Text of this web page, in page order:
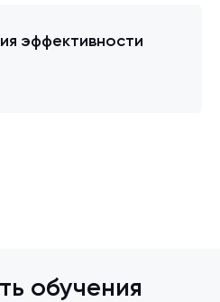
эффективности
обучения